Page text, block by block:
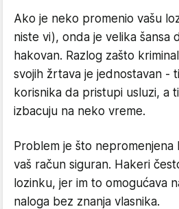
Ako je neko promenio vašu
niste vi), onda je velika šansa
hakovan. Razlog zašto
svojih žrtava je jednostavan -
korisnika da pristupi usluzi, a
izbacuju na neko vreme.
Problem je što nepromenjena
vaš račun siguran. Hakeri
lozinku, jer im to omogućava
naloga bez znanja vlasnika.